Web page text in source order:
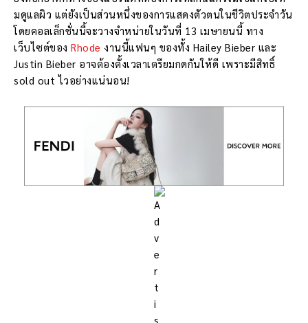
มดูแลผิว แต่ยังเป็นส่วนหนึ่งของการแสดงตัวตนในชีวิตประจำวัน
โดยคอลเล็กชั่นนี้จะวางจำหน่ายในวันที่ 13 เมษายนนี้ ทาง
เว็บไซต์ของ Rhode งานนี้แฟนๆ ของทั้ง Hailey Bieber และ
Justin Bieber อาจต้องตั้งเวลาเตรียมกดกันให้ดี เพราะมีสิทธิ์
sold out ไวอย่างแน่นอน!